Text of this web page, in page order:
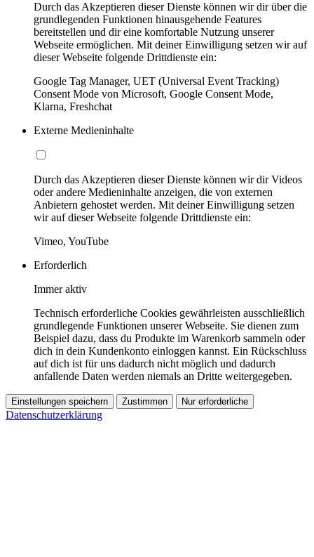
Durch das Akzeptieren dieser Dienste können wir dir über die
grundlegenden Funktionen hinausgehende Features
bereitstellen und dir eine komfortable Nutzung unserer
Webseite ermöglichen. Mit deiner Einwilligung setzen wir auf
dieser Webseite folgende Drittdienste ein:
Google Tag Manager, UET (Universal Event Tracking)
Consent Mode von Microsoft, Google Consent Mode,
Klarna, Freshchat
Externe Medieninhalte
Durch das Akzeptieren dieser Dienste können wir dir Videos
oder andere Medieninhalte anzeigen, die von externen
Anbietern gehostet werden. Mit deiner Einwilligung setzen
wir auf dieser Webseite folgende Drittdienste ein:
Vimeo, YouTube
Erforderlich
Immer aktiv
Technisch erforderliche Cookies gewährleisten ausschließlich
grundlegende Funktionen unserer Webseite. Sie dienen zum
Beispiel dazu, dass du Produkte im Warenkorb sammeln oder
dich in dein Kundenkonto einloggen kannst. Ein Rückschluss
auf dich ist für uns dadurch nicht möglich und dadurch
anfallende Daten werden niemals an Dritte weitergegeben.
Einstellungen speichern Zustimmen Nur erforderliche
Datenschutzerklärung